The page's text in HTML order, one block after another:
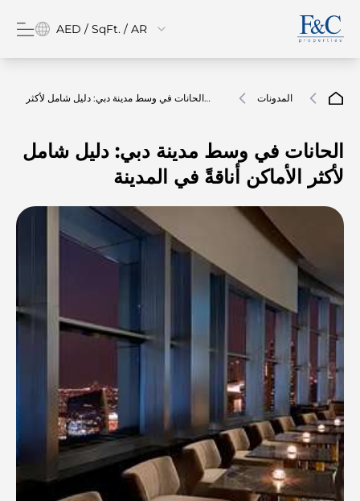
AED / SqFt. / AR
المدونات
الحانات في وسط مدينة دبي: دليل شامل لأكثر
الحانات في وسط مدينة دبي: دليل شامل
لأكثر الأماكن أناقةً في المدينة